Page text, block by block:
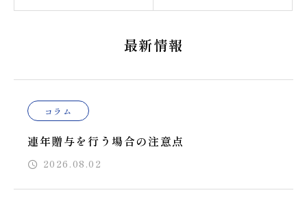
最新情報
コラム
連年贈与を行う場合の注意点
2026.08.02